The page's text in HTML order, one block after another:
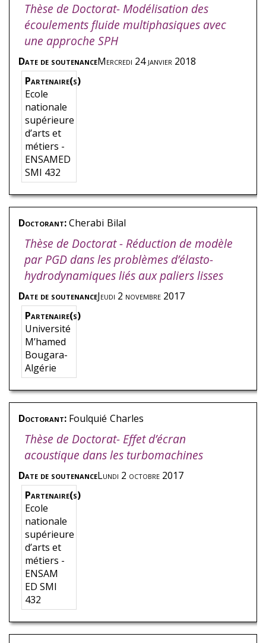
Thèse de Doctorat- Modélisation des
écoulements fluide multiphasiques avec
une approche SPH
Date de soutenanceMercredi 24 janvier 2018
Partenaire(s)
Ecole
nationale
supérieure
d’arts et
métiers -
ENSAMED
SMI 432
Doctorant:Cherabi Bilal
Thèse de Doctorat - Réduction de modèle
par PGD dans les problèmes d’élasto-
hydrodynamiques liés aux paliers lisses
Date de soutenanceJeudi 2 novembre 2017
Partenaire(s)
Université
M’hamed
Bougara-
Algérie
Doctorant: Foulquié Charles
Thèse de Doctorat- Effet d’écran
acoustique dans les turbomachines
Date de soutenanceLundi 2 octobre 2017
Partenaire(s)
Ecole
nationale
supérieure
d’arts et
métiers -
ENSAM
ED SMI
432